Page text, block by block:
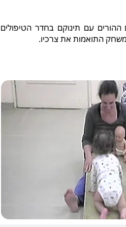
ההורים עם תינוקם בחדר הטיפולים
משחק התואמות את צרכיו.